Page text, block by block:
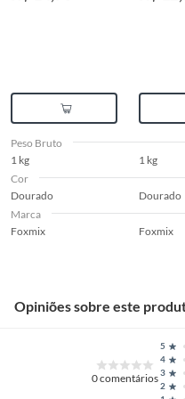
Para a compra via Site ou
atendida somente nas lojas da
qualquer tipo de vício, não é
em perfeito estado, em sua
da respectiva Nota Fiscal, a
trocar o produto por quaisquer
ou, no caso de produto com peço
esta poderá ser feita desde que
Peso Bruto
1 kg
1 kg
Cor
Dourado
Dourado
Marca
Foxmix
Foxmix
Opiniões sobre este
0comentários
2
3
4
5